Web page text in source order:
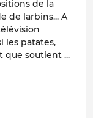
de la
de larbins... A
les patates,
que soutient ...